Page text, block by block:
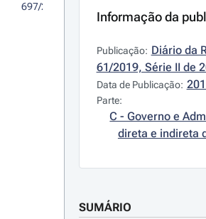
697/2019
Informação da
Publicação: Diário da
61/2019, Série II de
Data de Publicação:
Parte:
C - Governo e
direta e indireta
SUMÁRIO